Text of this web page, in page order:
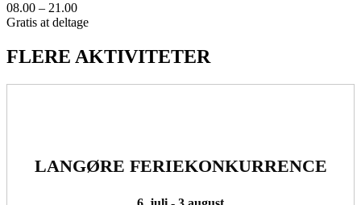
08.00 – 21.00
Gratis at deltage
FLERE AKTIVITETER
LANGØRE FERIEKONKURRENCE